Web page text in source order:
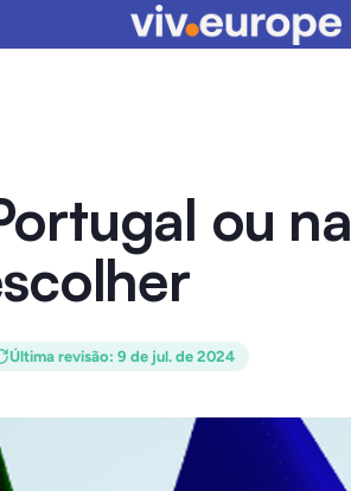
ou na
Última revisão: 9 de jul. de 2024